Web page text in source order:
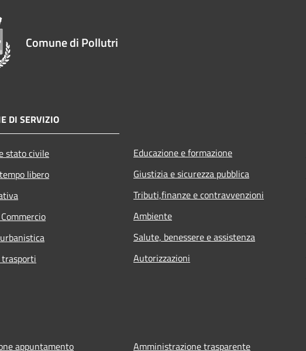
Comune di Pollutri
DI SERVIZIO
stato civile
libero
Educazione e formazione
Giustizia e sicurezza pubblica
Tributi,finanze e contravvenzioni
Ambiente
Salute, benessere e assistenza
Autorizzazioni
appuntamento Amministrazione trasparente